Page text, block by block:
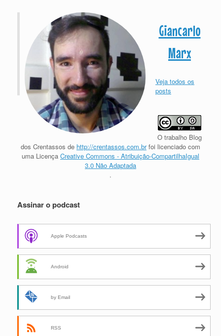
Giancarlo
Marx
Veja todos os
posts
O trabalho Blog
dos Crentassos de http://crentassos.com.brfoi licenciado com
uma Licença Creative Commons - Atribuição-CompartilhaIgual
3.0 Não Adaptada
.
Assinar o podcast
Apple Podcasts
Android
by Email
RSS